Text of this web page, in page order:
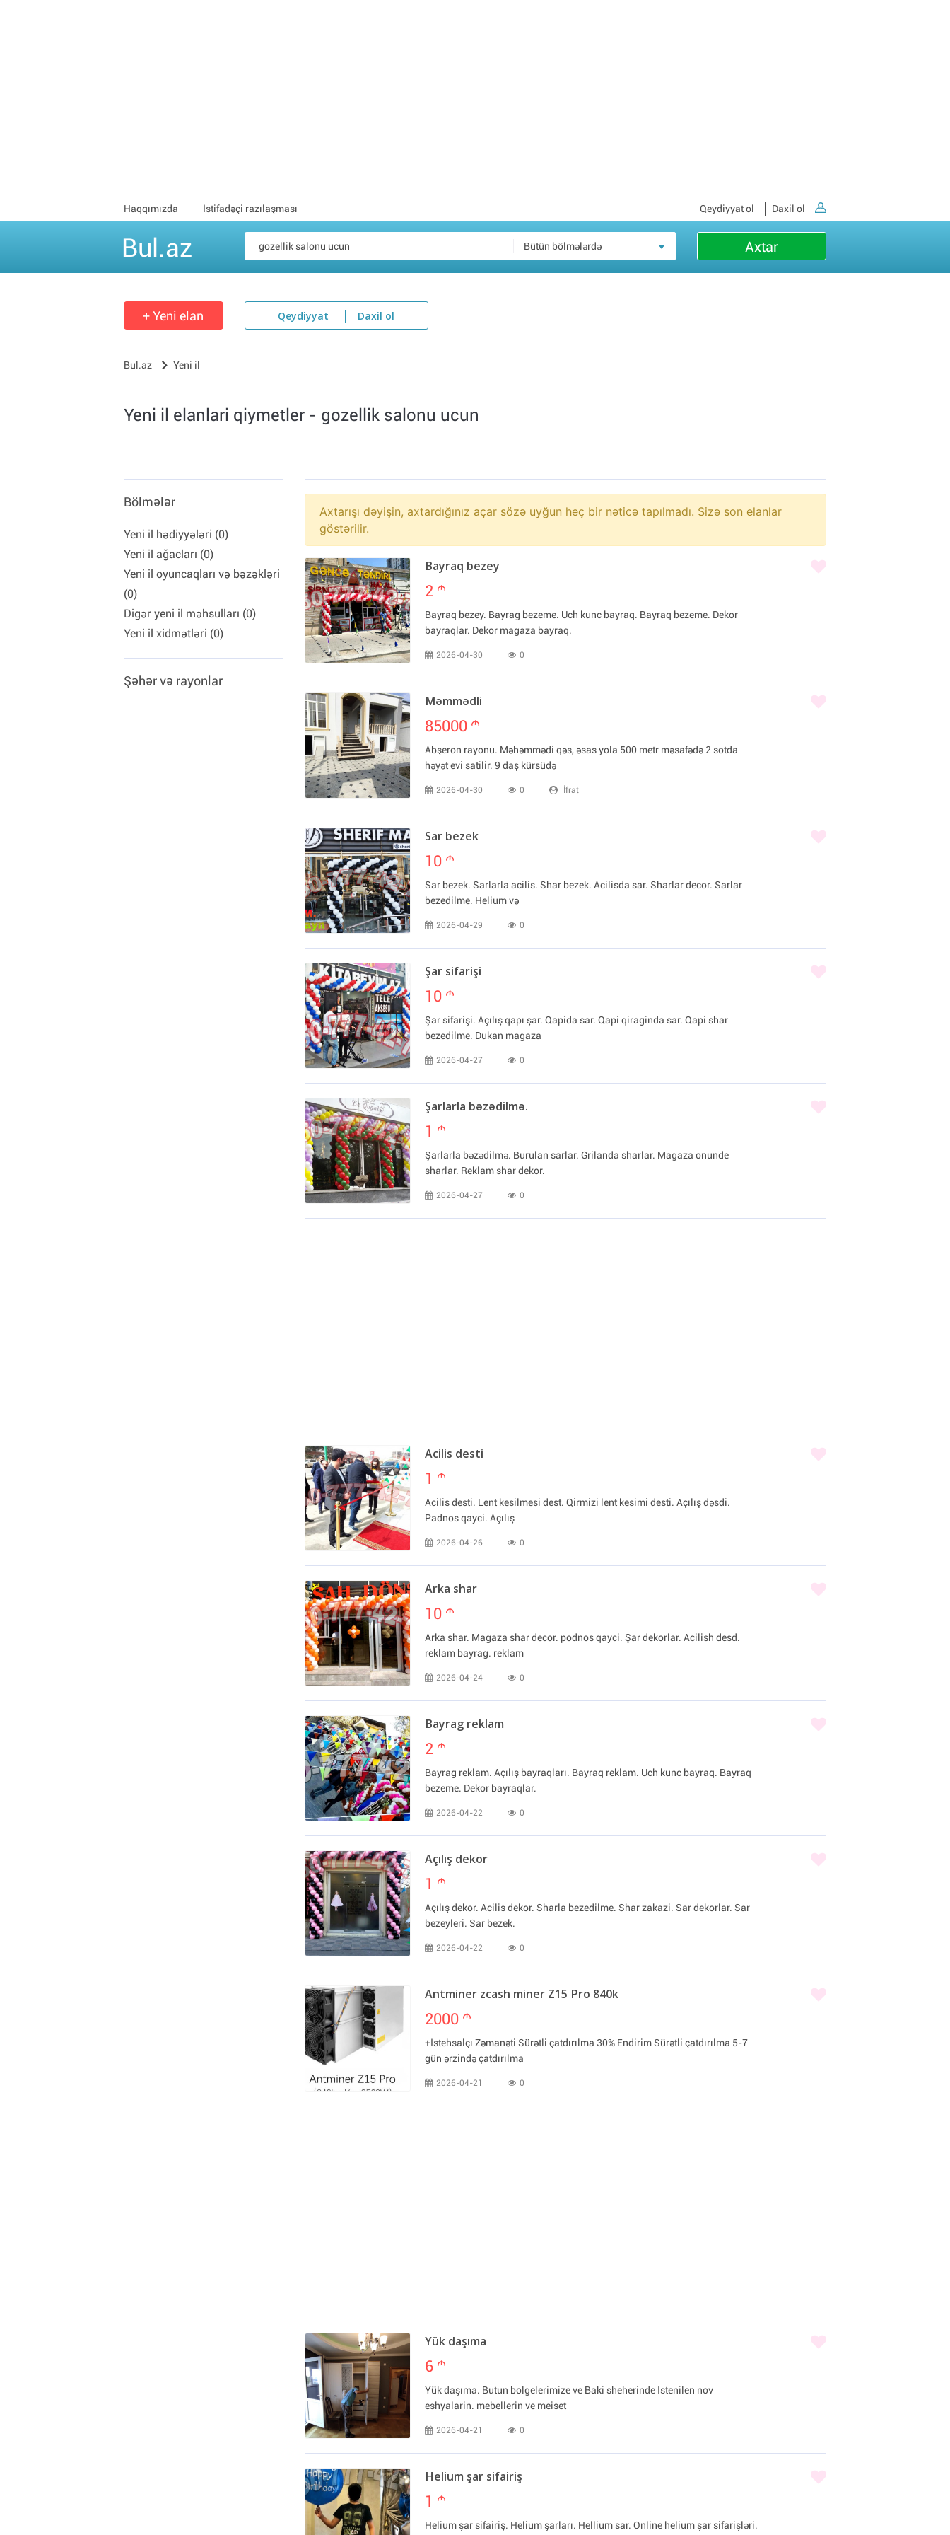
Haqqımızda İstifadəçi razılaşması Qeydiyyat ol Daxil ol
Bul.az Bütün bölmələrdə Axtar
+ Yeni elan Qeydiyyat Daxil ol
Bul.az Yeni il
Yeni il elanlari qiymetler - gozellik salonu ucun
Bölmələr
Yeni il hədiyyələri (0)
Yeni il ağacları (0)
Yeni il oyuncaqları və bəzəkləri
(0)
Digər yeni il məhsulları (0)
Yeni il xidmətləri (0)
Şəhər və rayonlar
Axtarışı dəyişin, axtardığınız açar sözə uyğun heç bir nəticə tapılmadı. Sizə son elanlar
göstərilir.
Bayraq bezey
2 m
Bayraq bezey. Bayrag bezeme. Uch kunc bayraq. Bayraq bezeme. Dekor
bayraqlar. Dekor magaza bayraq.
2026-04-30 0
Məmmədli
85000 m
Abşeron rayonu. Məhəmmədi qəs, əsas yola 500 metr məsafədə 2 sotda
həyət evi satilir. 9 daş kürsüdə
2026-04-30 0 İfrat
Sar bezek
10 m
Sar bezek. Sarlarla acilis. Shar bezek. Acilisda sar. Sharlar decor. Sarlar
bezedilme. Helium və
2026-04-29 0
Şar sifarişi
10 m
Şar sifarişi. Açılış qapı şar. Qapida sar. Qapi qiraginda sar. Qapi shar
bezedilme. Dukan magaza
2026-04-27 0
Şarlarla bəzədilmə.
1 m
Şarlarla bəzədilmə. Burulan sarlar. Grilanda sharlar. Magaza onunde
sharlar. Reklam shar dekor.
2026-04-27 0
Acilis desti
1 m
Acilis desti. Lent kesilmesi dest. Qirmizi lent kesimi desti. Açılış dəsdi.
Padnos qayci. Açılış
2026-04-26 0
Arka shar
10 m
Arka shar. Magaza shar decor. podnos qayci. Şar dekorlar. Acilish desd.
reklam bayrag. reklam
2026-04-24 0
Bayrag reklam
2 m
Bayrag reklam. Açılış bayraqları. Bayraq reklam. Uch kunc bayraq. Bayraq
bezeme. Dekor bayraqlar.
2026-04-22 0
Açılış dekor
1 m
Açılış dekor. Acilis dekor. Sharla bezedilme. Shar zakazi. Sar dekorlar. Sar
bezeyleri. Sar bezek.
2026-04-22 0
Antminer zcash miner Z15 Pro 840k
2000 m
+İstehsalçı Zəmanəti Sürətli çatdırılma 30% Endirim Sürətli çatdırılma 5-7
gün ərzində çatdırılma
2026-04-21 0
Yük daşıma
6 m
Yük daşıma. Butun bolgelerimize ve Baki sheherinde Istenilen nov
eshyalarin. mebellerin ve meiset
2026-04-21 0
Helium şar sifairiş
1 m
Helium şar sifairiş. Helium şarları. Hellium sar. Online helium şar sifarişləri.